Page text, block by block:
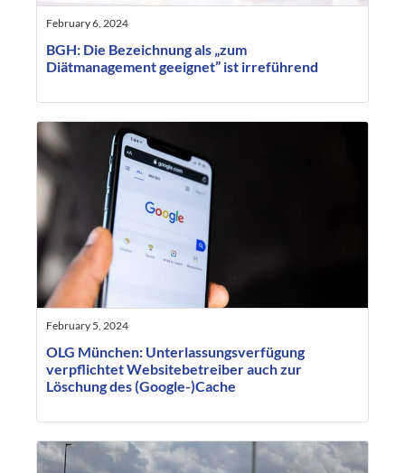
February 6, 2024
BGH: Die Bezeichnung als „zum
Diätmanagement geeignet” ist irreführend
February 5, 2024
OLG München: Unterlassungsverfügung
verpflichtet Websitebetreiber auch zur
Löschung des (Google-)Cache